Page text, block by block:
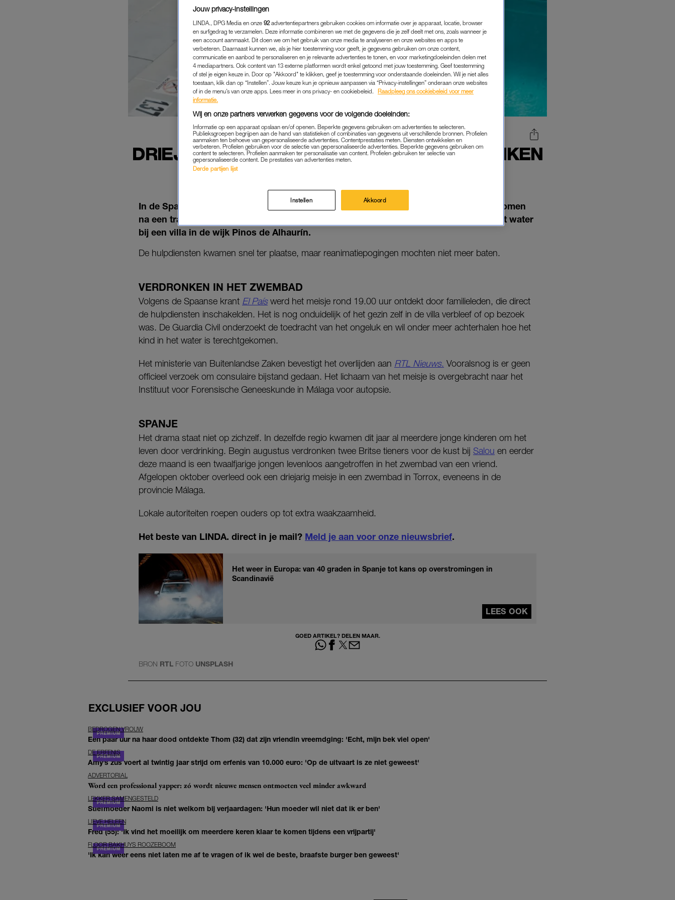
DRIEJARIG NEDERLANDS MEISJE VERDRONKEN
IN ZWEMBAD BIJ VILLA IN SPANJE
BUITENLAND|HEFTIG
In de Spaanse gemeente Málaga is een driejarig Nederlands meisje om het leven gekomen
na een tragisch ongeluk in een zwembad. Het kind werd levenloos aangetroffen in het water
bij een villa in de wijk Pinos de Alhaurín.
De hulpdiensten kwamen snel ter plaatse, maar reanimatiepogingen mochten niet meer baten.
VERDRONKEN IN HET ZWEMBAD
Volgens de Spaanse krant El Paíswerd het meisje rond 19.00 uur ontdekt door familieleden, die direct
de hulpdiensten inschakelden. Het is nog onduidelijk of het gezin zelf in de villa verbleef of op bezoek
was. De Guardia Civil onderzoekt de toedracht van het ongeluk en wil onder meer achterhalen hoe het
kind in het water is terechtgekomen.
Het ministerie van Buitenlandse Zaken bevestigt het overlijden aan RTL Nieuws. Vooralsnog is er geen
officieel verzoek om consulaire bijstand gedaan. Het lichaam van het meisje is overgebracht naar het
Instituut voor Forensische Geneeskunde in Málaga voor autopsie.
SPANJE
Het drama staat niet op zichzelf. In dezelfde regio kwamen dit jaar al meerdere jonge kinderen om het
leven door verdrinking. Begin augustus verdronken twee Britse tieners voor de kust bij Salou en eerder
deze maand is een twaalfjarige jongen levenloos aangetroffen in het zwembad van een vriend.
Afgelopen oktober overleed ook een driejarig meisje in een zwembad in Torrox, eveneens in de
provincie Málaga.
Lokale autoriteiten roepen ouders op tot extra waakzaamheid.
Het beste van LINDA. direct in je mail? Meld je aan voor onze nieuwsbrief.
Het weer in Europa: van 40 graden in Spanje tot kans op overstromingen in
Scandinavië
LEES OOK
GOED ARTIKEL? DELEN MAAR.
BRON RTL FOTO UNSPLASH
EXCLUSIEF VOOR JOU
BEDROGEN VROUW
Een paar uur na haar dood ontdekte Thom (32) dat zijn vriendin vreemdging: 'Echt, mijn bek viel open'
DE ERFENIS
Amy’s zus voert al twintig jaar strijd om erfenis van 10.000 euro: 'Op de uitvaart is ze niet geweest'
ADVERTORIAL
Word een professional yapper: zó wordt nieuwe mensen ontmoeten veel minder awkward
LEKKER SAMENGESTELD
Stiefmoeder Naomi is niet welkom bij verjaardagen: 'Hun moeder wil niet dat ik er ben'
LIEVE HELEEN
Fred (55): 'Ik vind het moeilijk om meerdere keren klaar te komen tijdens een vrijpartij'
FLOOR BAKHUYS ROOZEBOOM
'Ik kan weer eens niet laten me af te vragen of ik wel de beste, braafste burger ben geweest'
Jouw privacy-instellingen
LINDA., DPG Media en onze 92 advertentiepartners gebruiken cookies om informatie over je apparaat, locatie, browser
en surfgedrag te verzamelen. Deze informatie combineren we met de gegevens die je zelf deelt met ons, zoals wanneer je
een account aanmaakt. Dit doen we om het gebruik van onze media te analyseren en onze websites en apps te
verbeteren. Daarnaast kunnen we, als je hier toestemming voor geeft, je gegevens gebruiken om onze content,
communicatie en aanbod te personaliseren en je relevante advertenties te tonen, en voor marketingdoeleinden delen met
4 mediapartners. Ook content van 13 externe platformen wordt enkel getoond met jouw toestemming. Geef toestemming
of stel je eigen keuze in. Door op "Akkoord" te klikken, geef je toestemming voor onderstaande doeleinden. Wil je niet alles
toestaan, klik dan op “Instellen”. Jouw keuze kun je opnieuw aanpassen via “Privacy-instellingen” onderaan onze websites
of in de menu’s van onze apps. Lees meer in ons privacy- en cookiebeleid.
Raadpleeg ons cookiebeleid voor meer
informatie.
Wij en onze partners verwerken gegevens voor de volgende doeleinden:
Informatie op een apparaat opslaan en/of openen. Beperkte gegevens gebruiken om advertenties te selecteren.
Publieksgroepen begrijpen aan de hand van statistieken of combinaties van gegevens uit verschillende bronnen. Profielen
aanmaken ten behoeve van gepersonaliseerde advertenties. Contentprestaties meten. Diensten ontwikkelen en
verbeteren. Profielen gebruiken voor de selectie van gepersonaliseerde advertenties. Beperkte gegevens gebruiken om
content te selecteren. Profielen aanmaken ter personalisatie van content. Profielen gebruiken ter selectie van
gepersonaliseerde content. De prestaties van advertenties meten.
Derde partijen lijst
Instellen Akkoord